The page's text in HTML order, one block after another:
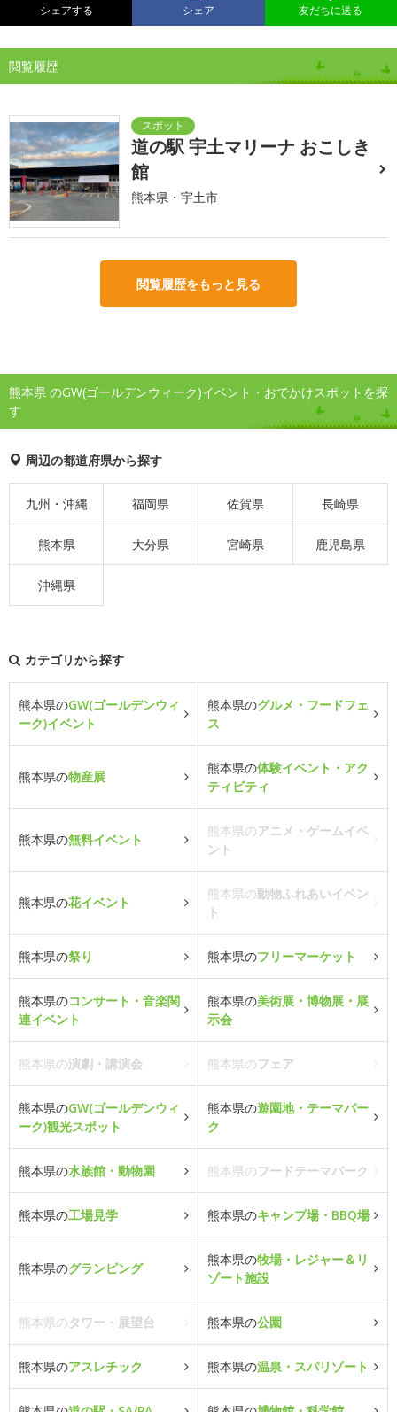
シェアする シェア 友だちに送る
閲覧履歴
道の駅 宇土マリーナ おこしき
館
熊本県・宇土市
閲覧履歴をもっと見る
熊本県 のGW(ゴールデンウィーク)イベント・おでかけスポットを探
す
周辺の都道府県から探す
九州・沖縄 福岡県 佐賀県 長崎県
熊本県 大分県 宮崎県 鹿児島県
沖縄県
カテゴリから探す
熊本県のGW(ゴールデンウィ
ーク)イベント
熊本県のグルメ・フードフェ
ス
熊本県の物産展
熊本県の体験イベント・アク
ティビティ
熊本県の無料イベント
熊本県のアニメ・ゲームイベ
ント
熊本県の花イベント
熊本県の動物ふれあいイベン
ト
熊本県の祭り 熊本県のフリーマーケット
熊本県のコンサート・音楽関
連イベント
熊本県の美術展・博物展・展
示会
熊本県の演劇・講演会 熊本県のフェア
熊本県のGW(ゴールデンウィ
ーク)観光スポット
熊本県の遊園地・テーマパー
ク
熊本県の水族館・動物園 熊本県のフードテーマパーク
熊本県の工場見学 熊本県のキャンプ場・BBQ場
熊本県のグランピング
熊本県の牧場・レジャー＆リ
ゾート施設
熊本県のタワー・展望台 熊本県の公園
熊本県のアスレチック 熊本県の温泉・スパリゾート